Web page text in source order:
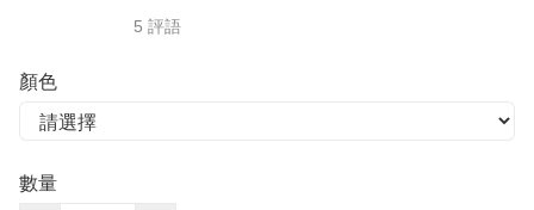
5 評語
顏色
數量